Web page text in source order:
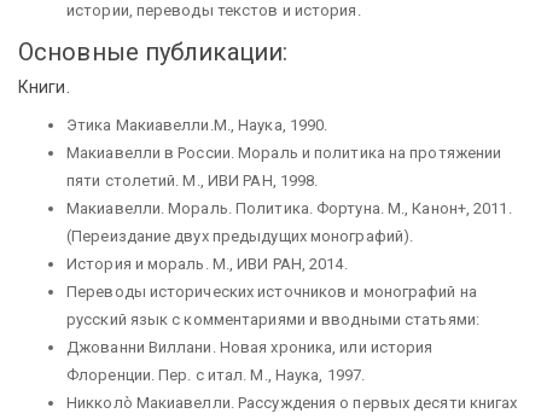
истории, переводы текстов и история.
Основные публикации:
Книги.
Этика Макиавелли.М., Наука, 1990.
Макиавелли в России. Мораль и политика на протяжении
пяти столетий. М., ИВИ РАН, 1998.
Макиавелли. Мораль. Политика. Фортуна. М., Канон+, 2011.
(Переиздание двух предыдущих монографий).
История и мораль. М., ИВИ РАН, 2014.
Переводы исторических источников и монографий на
русский язык с комментариями и вводными статьями:
Джованни Виллани. Новая хроника, или история
Флоренции. Пер. с итал. М., Наука, 1997.
Никколò Макиавелли. Рассуждения о первых десяти книгах